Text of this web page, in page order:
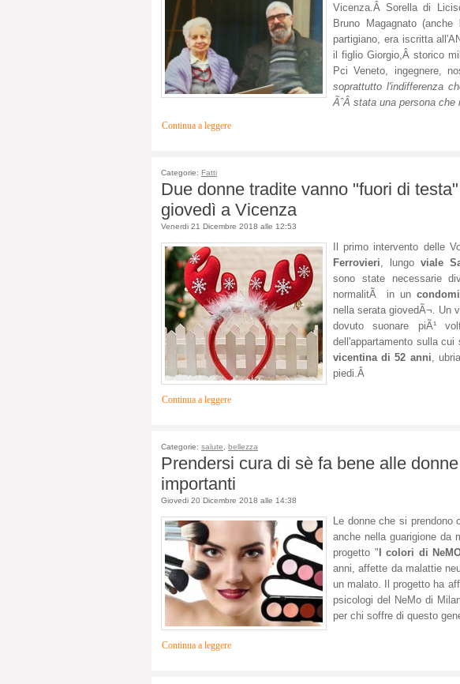
Vicenza.Â Sorella di
Bruno Magagnato
partigiano, era iscritta
il figlio Giorgio,Â storico
Pci Veneto, ingegnere,
soprattutto l'indifferenza
ÃˆÂ stata una persona
Continua a leggere
Categorie: Fatti
Due donne tradite vanno "fuori di
giovedì a Vicenza
Venerdi 21 Dicembre 2018 alle 12:53
Il primo intervento delle
Ferrovieri, lungoviale
sono state necessarie
normalitÃ in un
nella serata giovedÃ¬. Un
dovuto suonare piÃ¹
dell'appartamento sulla
vicentina di 52 anni,
piedi.Â
Continua a leggere
Categorie: salute bellezza
Prendersi cura di sè fa bene alle
importanti
Giovedi 20 Dicembre 2018 alle 14:38
Le donne che si prendono
anche nella guarigione da
progetto " I colori di
anni, affette da malattie
un malato. Il progetto ha
psicologi del NeMo di
per chi soffre di questo
Continua a leggere